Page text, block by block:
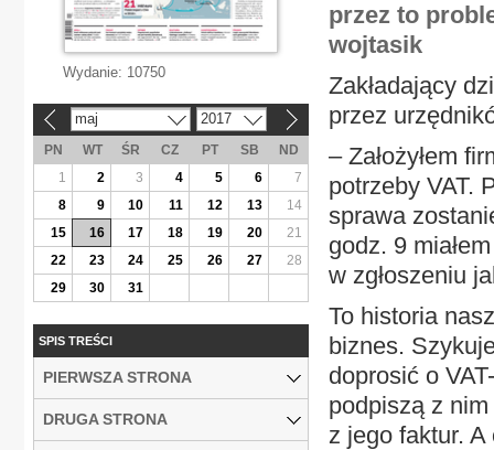
przez to
wojtasik
Zakładający
przez
– Założyłem
potrzeby VAT.
sprawa
godz. 9
w zgłoszeniu
To historia
biznes.
doprosić o
podpiszą z
z jego faktur.
Wydanie: 10750
maj 2017
PN WT ŚR CZ PT SB
ND
1
2 3 4 5 6
7
8
9 10 11 12 13
14
15
16 17 18 19 20
21
22
23 24 25 26 27
28
29
30 31
SPIS TREŚCI
PIERWSZA STRONA
DRUGA STRONA